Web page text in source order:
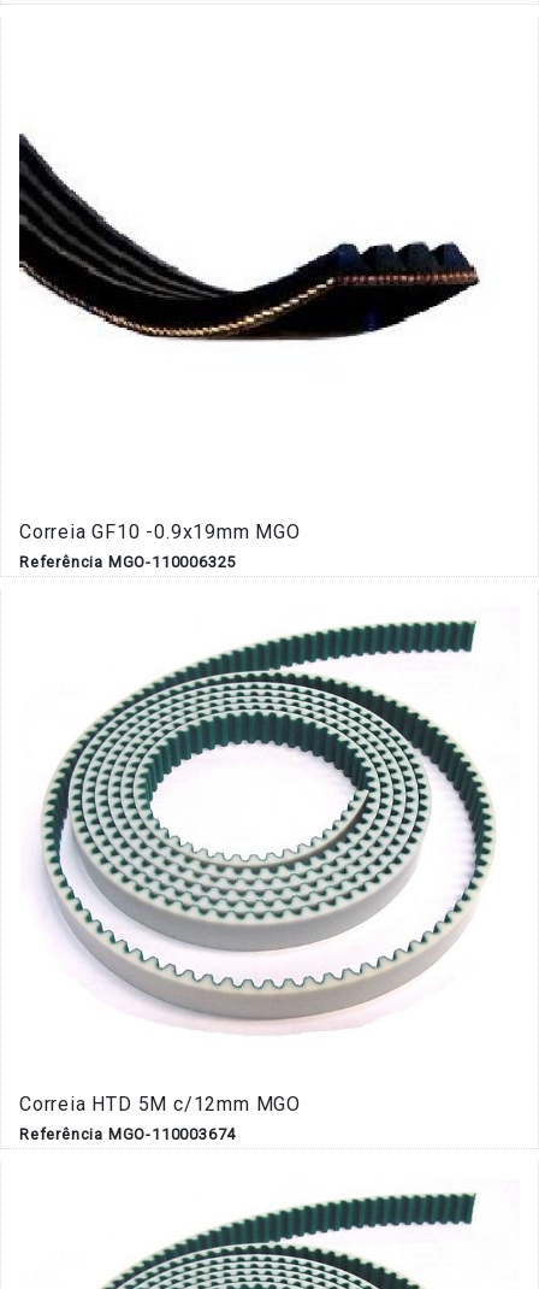
Correia GF10 -0.9x19mm MGO
Referência MGO-110006325
Correia HTD 5M c/12mm MGO
Referência MGO-110003674